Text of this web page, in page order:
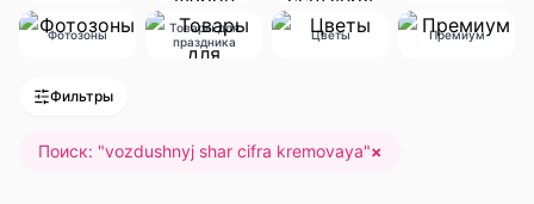
Фотозоны
Товары для
праздника
Цветы Премиум
Фильтры
Поиск: "vozdushnyj shar cifra kremovaya"×